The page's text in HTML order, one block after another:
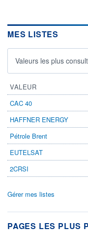
MES LISTES
Valeurs les plus
VALEUR
CAC 40
HAFFNER ENERGY
Pétrole Brent
EUTELSAT
2CRSI
Gérer mes listes
PAGES LES PLUS